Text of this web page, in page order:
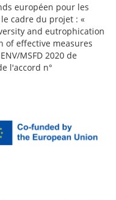
européen pour les
cadre du projet : «
and eutrophication
of effective measures
MSFD 2020 de
l'accord n°